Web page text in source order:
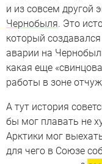
и из совсем другой
Чернобыля. Это
который
аварии на
какая еще
работы в зоне
А тут история
бы мог плавать не
Арктики мог
для чего в Союзе